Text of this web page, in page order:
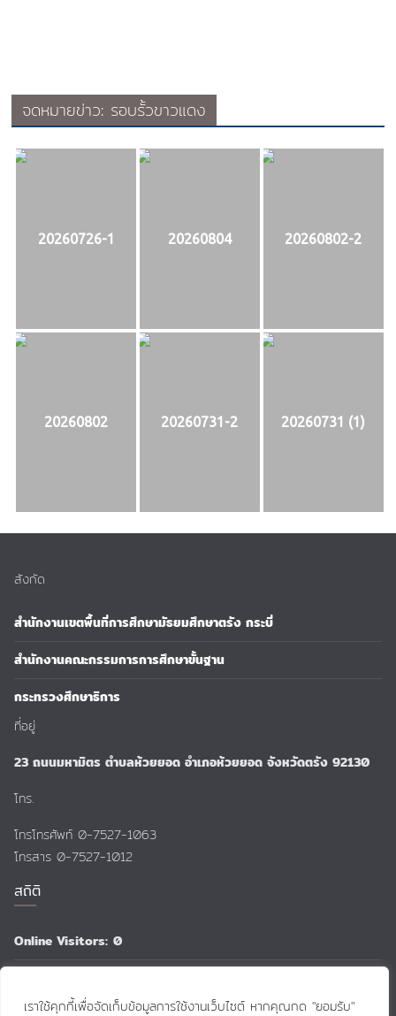
เราใช้คุกกี้เพื่อจัดเก็บข้อมูลการใช้งานเว็บไซต์ หากคุณกด "ยอมรับ"
จดหมายข่าว: รอบรั้วขาวแดง
20260726-1 20260804 20260802-2
20260802 20260731-2 20260731 (1)
สังกัด
สำนักงานเขตพื้นที่การศึกษามัธยมศึกษาตรัง กระบี่
สำนักงานคณะกรรมการการศึกษาขั้นฐาน
กระทรวงศึกษาธิการ
ที่อยู่
23 ถนนมหามิตร ตำบลห้วยยอด อำเภอห้วยยอด จังหวัดตรัง 92130
โทร.
โทรโทรศัพท์ 0-7527-1063
โทรสาร 0-7527-1012
สถิติ
Online Visitors: 0